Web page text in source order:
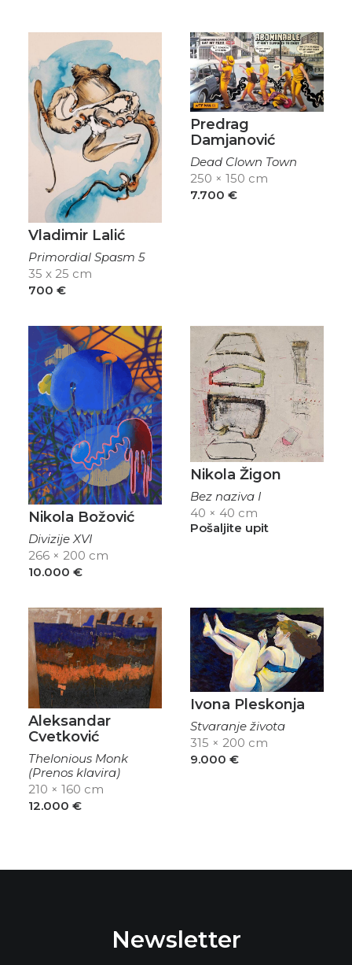
Vladimir Lalić
Primordial Spasm 5
35 x 25 cm
700 €
Predrag
Damjanović
Dead Clown Town
250 × 150 cm
7.700 €
Nikola Božović
Divizije XVI
266 × 200 cm
10.000 €
Nikola Žigon
Bez naziva I
40 × 40 cm
Pošaljite upit
Aleksandar
Cvetković
Thelonious Monk
(Prenos klavira)
210 × 160 cm
12.000 €
Ivona Pleskonja
Stvaranje života
315 × 200 cm
9.000 €
Newsletter